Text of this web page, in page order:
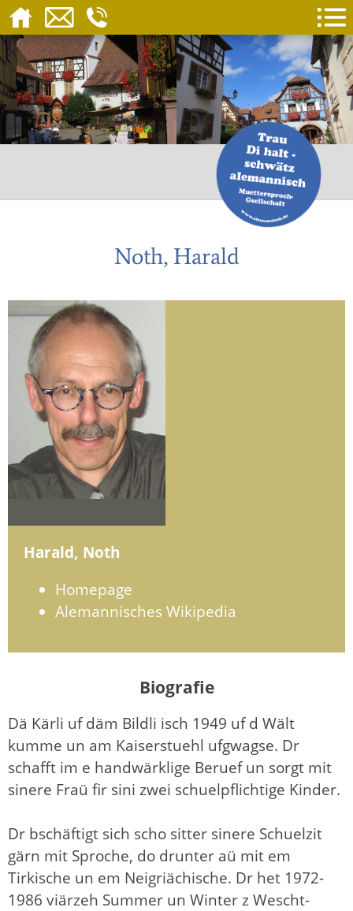
Noth, Harald
Harald, Noth
Homepage
Alemannisches Wikipedia
Biografie
Dä Kärli uf däm Bildli isch 1949 uf d Wält
kumme un am Kaiserstuehl ufgwagse. Dr
schafft im e handwärklige Beruef un sorgt mit
sinere Fraü fir sini zwei schuelpflichtige Kinder.
Dr bschäftigt sich scho sitter sinere Schuelzit
gärn mit Sproche, do drunter aü mit em
Tirkische un em Neigriächische. Dr het 1972-
1986 viärzeh Summer un Winter z Wescht-